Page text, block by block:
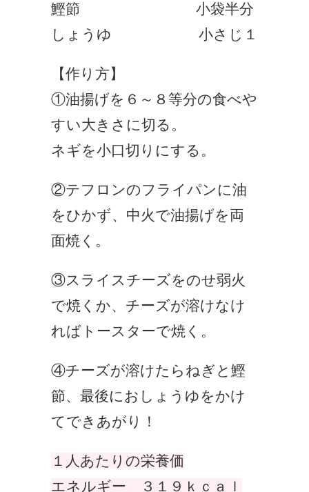
鰹節 小袋半分
しょうゆ 小さじ１
【作り方】
①油揚げを６～８等分の食べや
すい大きさに切る。
ネギを小口切りにする。
②テフロンのフライパンに油
をひかず、中火で油揚げを両
面焼く。
③スライスチーズをのせ弱火
で焼くか、チーズが溶けなけ
ればトースターで焼く。
④チーズが溶けたらねぎと鰹
節、最後におしょうゆをかけ
てできあがり！
１人あたりの栄養価
エネルギー ３１９ｋｃａｌ